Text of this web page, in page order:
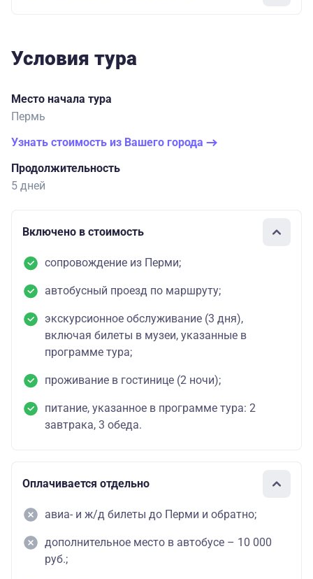
Условия тура
Место начала тура
Пермь
Узнать стоимость из Вашего города
Продолжительность
5 дней
Включено в стоимость
сопровождение из Перми;
автобусный проезд по маршруту;
экскурсионное обслуживание (3 дня),
включая билеты в музеи, указанные в
программе тура;
проживание в гостинице (2 ночи);
питание, указанное в программе тура: 2
завтрака, 3 обеда.
Оплачивается отдельно
авиа- и ж/д билеты до Перми и обратно;
дополнительное место в автобусе – 10 000
руб.;